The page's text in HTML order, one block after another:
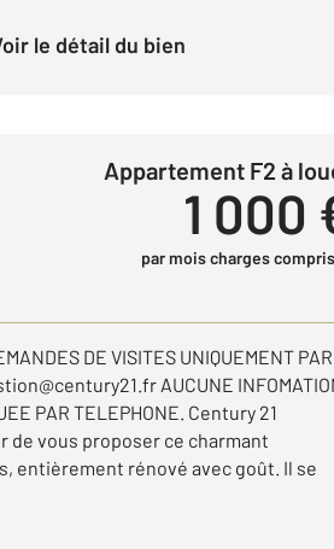
Voir le détail du bien
Appartement F2 à
1 000
par mois charges
DE VISITES UNIQUEMENT PAR
AUCUNE
PAR TELEPHONE. Century 21
de vous proposer ce charmant
entièrement rénové avec goût. Il se